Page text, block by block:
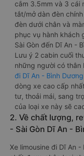
cắm 3.5mm và 3 cái
tắt/mở dàn đèn
đèn dưới chân và
phục vụ hành khách
Sài Gòn đến Dĩ An -
Lưu ý 2 cabin cuối
những người có thân
đi Dĩ An - Bình
dòng xe cao cấp
tư, thoải mái, sang
của loại xe này sẽ
2. Về chất lượng,
- Sài Gòn Dĩ An -
Xe limousine đi Dĩ An